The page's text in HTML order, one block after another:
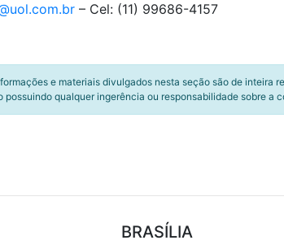
– Cel: (11) 99686-4157
e materiais divulgados nesta seção são de
possuindo qualquer ingerência ou responsabilidade sobre
BRASÍLIA